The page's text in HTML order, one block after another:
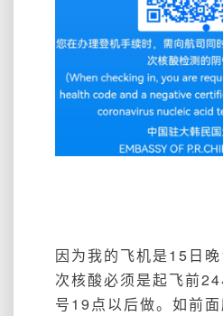
因为我的飞机是15日
次核酸必须是起飞前
号19点以后做。如前